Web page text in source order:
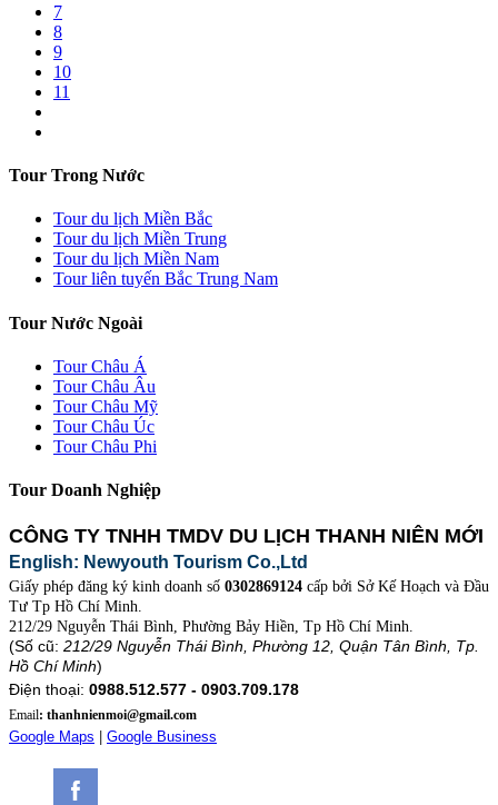
7
8
9
10
11
Tour Trong Nước
Tour du lịch Miền Bắc
Tour du lịch Miền Trung
Tour du lịch Miền Nam
Tour liên tuyến Bắc Trung Nam
Tour Nước Ngoài
Tour Châu Á
Tour Châu Âu
Tour Châu Mỹ
Tour Châu Úc
Tour Châu Phi
Tour Doanh Nghiệp
CÔNG TY TNHH TMDV DU LỊCH THANH NIÊN MỚI
English: Newyouth Tourism Co.,Ltd
Giấy phép đăng ký kinh doanh số 0302869124 cấp bởi Sở Kế Hoạch và Đầu
Tư Tp Hồ Chí Minh.
212/29 Nguyễn Thái Bình, Phường Bảy Hiền, Tp Hồ Chí Minh.
(Số cũ: 212/29 Nguyễn Thái Bình, Phường 12, Quận Tân Bình, Tp.
Hồ Chí Minh)
Điện thoại: 0988.512.577 - 0903.709.178
Email: thanhnienmoi@gmail.com
Google Maps | Google Business